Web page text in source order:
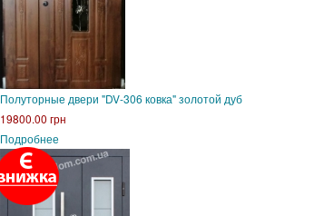
Полуторные двери "DV-306 ковка" золотой дуб
19800.00 грн
Подробнее